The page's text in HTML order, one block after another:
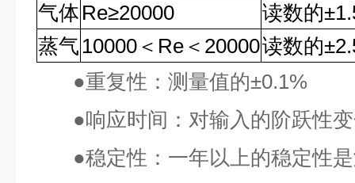
气体 Re≥20000 读数的
蒸气 10000 ＜ Re ＜ 20000读数的
●重复性：测量值的±0.1%
●响应时间：对输入的阶跃性
●稳定性：一年以上的稳定性